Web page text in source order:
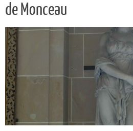
de Monceau